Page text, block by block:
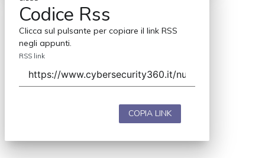
Codice Rss
Clicca sul pulsante per copiare il link RSS
negli appunti.
RSS link
COPIA LINK